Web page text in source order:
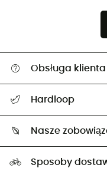
Obsługa klienta
Śledzenie przesyłki
Zwrot artykułów i zwrot
Hardloop
Nasze
Neutralność węglowa
Sposoby